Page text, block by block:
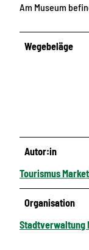
Am Museum
Wegebeläge
Autor:in
Tourismus
Organisation
Stadtverwaltung